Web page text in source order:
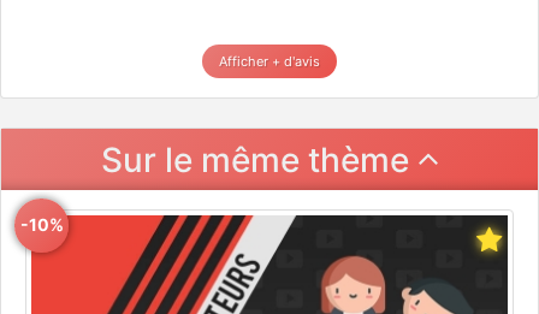
Afficher + d'avis
Sur le même thème
-10%